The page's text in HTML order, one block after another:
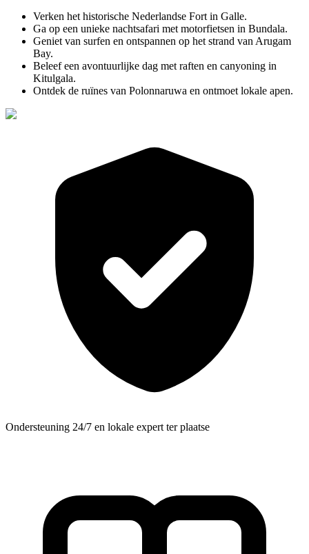
Verken het historische Nederlandse Fort in Galle.
Ga op een unieke nachtsafari met motorfietsen in Bundala.
Geniet van surfen en ontspannen op het strand van Arugam
Bay.
Beleef een avontuurlijke dag met raften en canyoning in
Kitulgala.
Ontdek de ruïnes van Polonnaruwa en ontmoet lokale apen.
Ondersteuning 24/7 en lokale expert ter plaatse